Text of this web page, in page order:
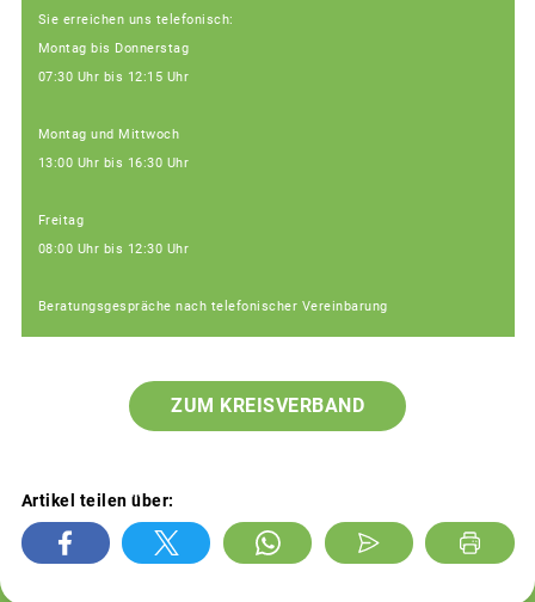
Sie erreichen uns telefonisch:
Montag bis Donnerstag
07:30 Uhr bis 12:15 Uhr
Montag und Mittwoch
13:00 Uhr bis 16:30 Uhr
Freitag
08:00 Uhr bis 12:30 Uhr
Beratungsgespräche nach telefonischer Vereinbarung
ZUM KREISVERBAND
Artikel teilen über: